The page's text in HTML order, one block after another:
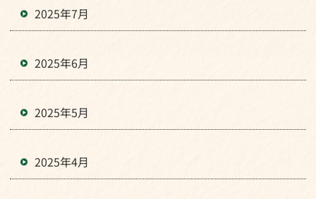
2025年7月
2025年6月
2025年5月
2025年4月